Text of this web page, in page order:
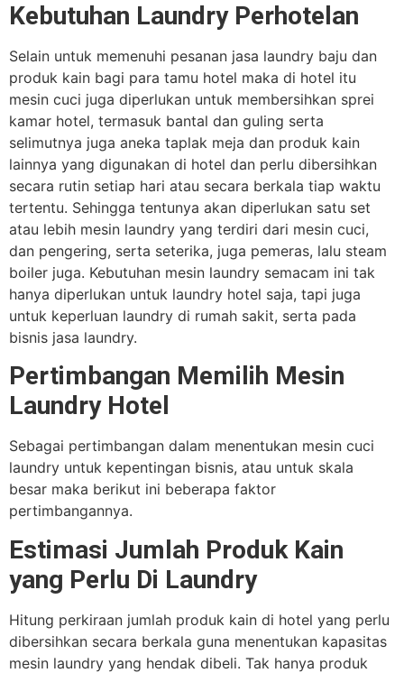
Kebutuhan Laundry Perhotelan
Selain untuk memenuhi pesanan jasa laundry baju dan
produk kain bagi para tamu hotel maka di hotel itu
mesin cuci juga diperlukan untuk membersihkan sprei
kamar hotel, termasuk bantal dan guling serta
selimutnya juga aneka taplak meja dan produk kain
lainnya yang digunakan di hotel dan perlu dibersihkan
secara rutin setiap hari atau secara berkala tiap waktu
tertentu. Sehingga tentunya akan diperlukan satu set
atau lebih mesin laundry yang terdiri dari mesin cuci,
dan pengering, serta seterika, juga pemeras, lalu steam
boiler juga. Kebutuhan mesin laundry semacam ini tak
hanya diperlukan untuk laundry hotel saja, tapi juga
untuk keperluan laundry di rumah sakit, serta pada
bisnis jasa laundry.
Pertimbangan Memilih Mesin
Laundry Hotel
Sebagai pertimbangan dalam menentukan mesin cuci
laundry untuk kepentingan bisnis, atau untuk skala
besar maka berikut ini beberapa faktor
pertimbangannya.
Estimasi Jumlah Produk Kain
yang Perlu Di Laundry
Hitung perkiraan jumlah produk kain di hotel yang perlu
dibersihkan secara berkala guna menentukan kapasitas
mesin laundry yang hendak dibeli. Tak hanya produk